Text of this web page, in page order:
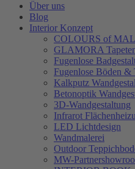
Über uns
Blog
Interior Konzept
COLOURS of
GLAMORA
Fugenlose
Fugenlose Böden &
Kalkputz
Betonoptik
3D-Wandgestaltung
Infrarot
LED Lichtdesign
Wandmalerei
Outdoor
MW-